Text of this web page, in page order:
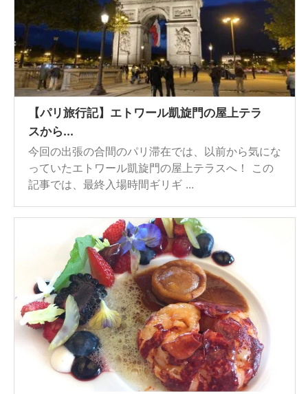
【パリ旅行記】エトワール凱旋門の屋上テラ
スから...
今回の出張の合間のパリ滞在では、以前から気にな
っていたエトワール凱旋門の屋上テラスへ！ この
記事では、最終入場時間ギリギ ...